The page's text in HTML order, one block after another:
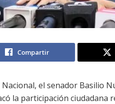
Compartir
el senador Basilio
la participación ciudadana